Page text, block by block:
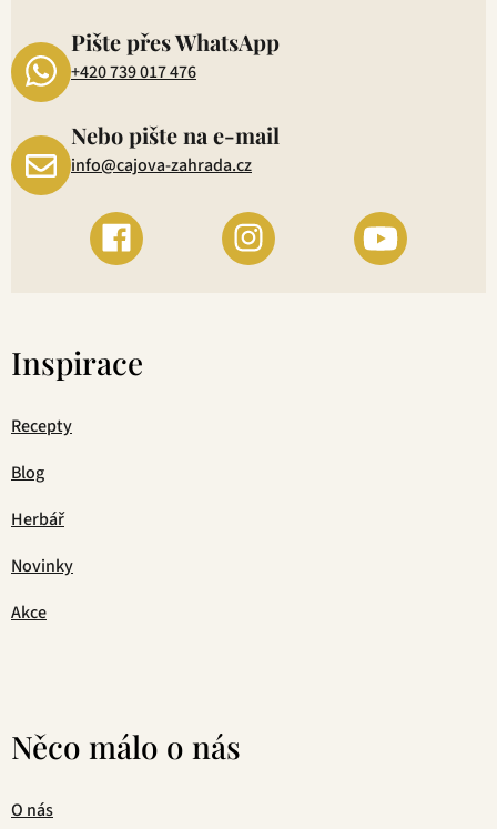
Pište přes WhatsApp
+420 739 017 476
Nebo pište na e-mail
info@cajova-zahrada.cz
Inspirace
Recepty
Blog
Herbář
Novinky
Akce
Něco málo o nás
O nás